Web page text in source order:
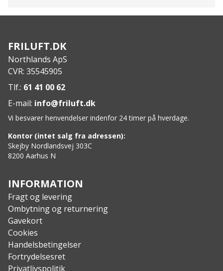
beregning
Elektronisk billedstabilisering for både termisk og
digital kanal
Videooptagelse og billedoptagelse
GPS og digitalt magnetisk kompas
Varmesporing
Hotspot-forbindelse
Specs:
Digital sensor: 4K UHD CMOS (3840 × 2160)
Digital optik: 60 mm, F2.2
Termisk objektiv: 25 mm, F1.0
NETD: <18 mK
Termisk billedfrekvens: 50 Hz
Bølgelængdeområde: 8 μm til 14 μm
Termisk detektionsrækkevidde: 1.200 m
Digital nat-synsrækkevidde: 400 m
Laserafstandsmåler rækkevidde: op til 1.000 m
Målenøjagtighed: ±1 m
FRILUFT.DK
Northlands ApS
CVR: 35545905
Tlf.: 61 41 00 62
E-mail: info@friluft.dk
Vi besvarer henvendelser indenfor 24 timer på hverdage.
Kontor (intet salg fra adressen):
Skejby Nordlandsvej 303C
8200 Aarhus N
INFORMATION
Fragt og levering
Ombytning og returnering
Gavekort
Cookies
Handelsbetingelser
Fortrydelsesret
Privatlivspolitik